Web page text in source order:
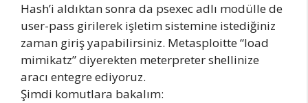
Hash’i aldıktan sonra da psexec adlı modülle de
user-pass girilerek işletim sistemine istediğiniz
zaman giriş yapabilirsiniz. Metasploitte “load
mimikatz” diyerekten meterpreter shellinize
aracı entegre ediyoruz.
Şimdi komutlara bakalım: